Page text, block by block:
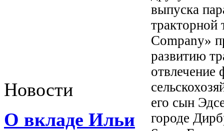
Новости
О вкладе Ильи
выпуска
Company»
развитию
отвлечение
его сын
городе